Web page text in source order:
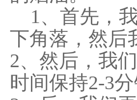
1、首先，
下角落，然后
2、然后，我
时间保持2-3